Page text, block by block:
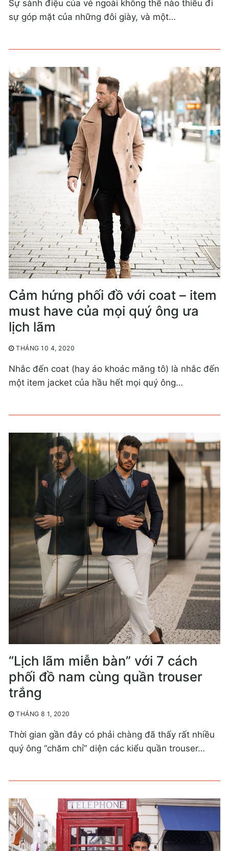
Sự sành điệu của vẻ ngoài không thể nào thiếu đi
sự góp mặt của những đôi giày, và một…
Cảm hứng phối đồ với coat – item
must have của mọi quý ông ưa
lịch lãm
THÁNG 10 4, 2020
Nhắc đến coat (hay áo khoác măng tô) là nhắc đến
một item jacket của hầu hết mọi quý ông…
“Lịch lãm miễn bàn” với 7 cách
phối đồ nam cùng quần trouser
trắng
THÁNG 8 1, 2020
Thời gian gần đây có phải chàng đã thấy rất nhiều
quý ông “chăm chỉ” diện các kiểu quần trouser…